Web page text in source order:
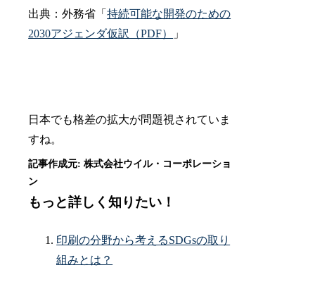
出典：外務省「持続可能な開発のための
2030アジェンダ仮訳（PDF）
」
日本でも格差の拡大が問題視されていま
すね。
もっと詳しく知りたい！
印刷の分野から考えるSDGsの取り
組みとは？